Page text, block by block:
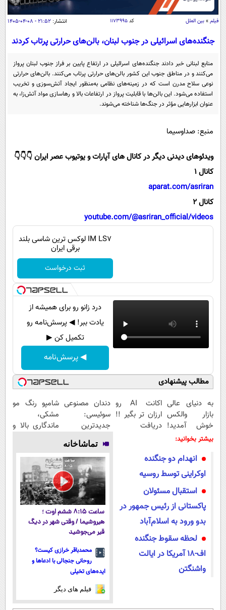
اقتصاد
اقتصادی
جامعه
حوادث
سلامت
بین الملل
سیاست خارجی
فرهنگ و هنر
علم و دانش
اخبار کریپتو
سرگرمی
فیلم
محیط زیست
حیات وحش
سیاست خارجی
دانلود
فیلم » بین الملل کد۱۱۷۳۹۹۵ انتشار: ۲۱:۵۲ - ۰۸-۰۴-۱۴۰۵
جنگنده‌های اسرائیلی در جنوب لبنان، بالن‌های حرارتی پرتاب کردند
منابع لبنانی خبر دادند جنگنده‌های اسرائیلی در ارتفاع پایین بر فراز جنوب لبنان پرواز
می‌کنند و در مناطق جنوب این کشور بالن‌های حرارتی پرتاب می‌کنند. بالن‌های حرارتی
نوعی سلاح مدرن است که در زمینه‌های نظامی به‌منظور ایجاد آتش‌سوزی و تخریب
استفاده می‌شود. این بالن‌ها با قابلیت پرواز در ارتفاعات بالا و رهاسازی مواد آتش‌زا، به
عنوان ابزار‌هایی مؤثر در جنگ‌ها شناخته می‌شوند.
منبع: صداوسیما
ویدئوهای دیدنی دیگر در کانال های آپارات و یوتیوب عصر ایران 👇👇👇
کانال 1
aparat.com/asriran
کانال 2
youtube.com/@asriran_official/videos
IM LS7 لوکس ترین شاسی بلند
برقی ایران
ثبت درخواست
درد زانو رو برای همیشه از
یادت ببر! ◀ پرسش‌نامه رو
تکمیل کن ▶
◀ پرسش‌نامه
مطالب پیشنهادی
به دنیای عالی
بازار والکس
خوش آمدید!
ترید را آغاز
اکانت AI رو
ارزان تر بگیر !!
دریافت
دندان مصنوعی
سوئیسی:
جدیدترین
فناوری اروپا،
سبک و مقاوم |
پرداخت قسطی
شامپو رنگ مو
مشکی،
ماندگاری بالا و
بیشتر بخوانید:
انهدام دو جنگنده
اوکراینی توسط روسیه
استقبال مسئولان
پاکستانی از رئیس جمهور در
بدو ورود به اسلام‌آباد
لحظه سقوط جنگنده
اف-۱۸ آمریکا در ایالت
واشنگتن
تماشاخانه
ساعت ۸:۱۵ ششم اوت ؛
هیروشیما / وقتی شهر در دیگ
قیر می‌جوشید
محمدباقر خرازی کیست؟
روحانی جنجالی با ادعاها و
ایده‌های تخیلی
فیلم های دیگر